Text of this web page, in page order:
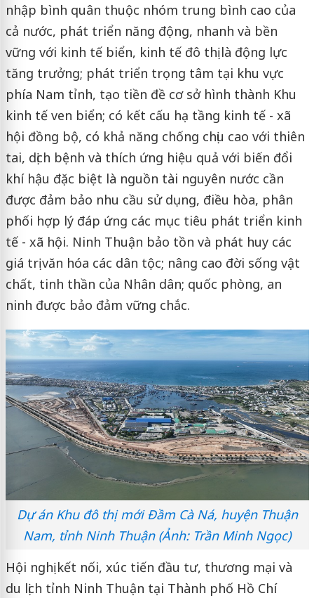
nhập bình quân thuộc nhóm trung bình cao của
cả nước, phát triển năng động, nhanh và bền
vững với kinh tế biển, kinh tế đô thị là động lực
tăng trưởng; phát triển trọng tâm tại khu vực
phía Nam tỉnh, tạo tiền đề cơ sở hình thành Khu
kinh tế ven biển; có kết cấu hạ tầng kinh tế - xã
hội đồng bộ, có khả năng chống chịu cao với thiên
tai, dịch bệnh và thích ứng hiệu quả với biến đổi
khí hậu đặc biệt là nguồn tài nguyên nước cần
được đảm bảo nhu cầu sử dụng, điều hòa, phân
phối hợp lý đáp ứng các mục tiêu phát triển kinh
tế - xã hội. Ninh Thuận bảo tồn và phát huy các
giá trị văn hóa các dân tộc; nâng cao đời sống vật
chất, tinh thần của Nhân dân; quốc phòng, an
ninh được bảo đảm vững chắc.
Dự án Khu đô thị mới Đầm Cà Ná, huyện Thuận
Nam, tỉnh Ninh Thuận (Ảnh: Trần Minh Ngọc)
Hội nghị kết nối, xúc tiến đầu tư, thương mại và
du lịch tỉnh Ninh Thuận tại Thành phố Hồ Chí